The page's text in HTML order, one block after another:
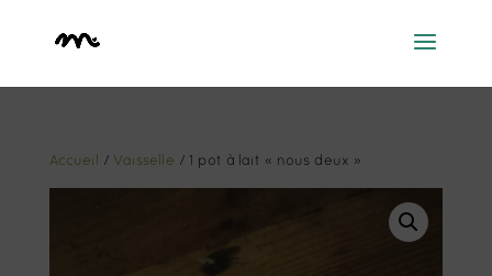
Accueil / Vaisselle / 1 pot à lait « nous deux »